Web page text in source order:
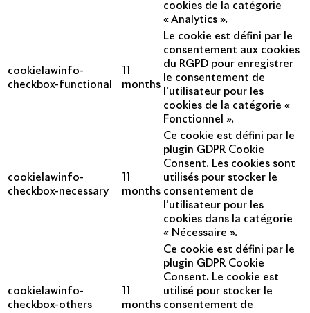
cookies de la catégorie
« Analytics ».
cookielawinfo-
checkbox-functional
months
Le cookie est défini par le
consentement aux cookies
du RGPD pour enregistrer
le consentement de
l'utilisateur pour les
cookies de la catégorie «
Fonctionnel ».
cookielawinfo-
checkbox-necessary
months
Ce cookie est défini par le
plugin GDPR Cookie
Consent. Les cookies sont
utilisés pour stocker le
consentement de
l'utilisateur pour les
cookies dans la catégorie
« Nécessaire ».
cookielawinfo-
checkbox-others
months
Ce cookie est défini par le
plugin GDPR Cookie
Consent. Le cookie est
utilisé pour stocker le
consentement de